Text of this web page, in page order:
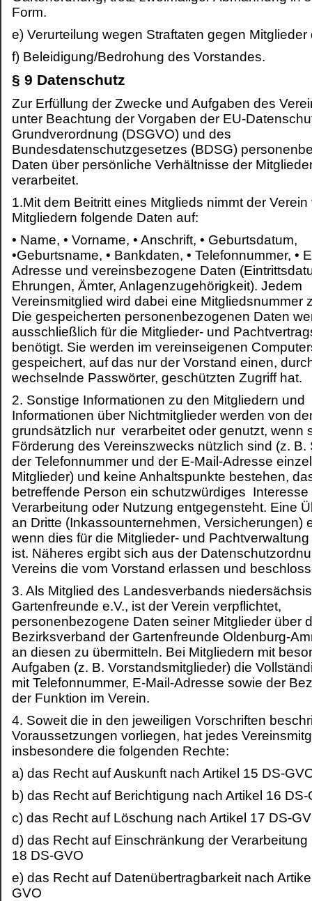
Form.
e) Verurteilung wegen Straftaten gegen Mitglieder
f) Beleidigung/Bedrohung des Vorstandes.
§ 9 Datenschutz
Zur Erfüllung der Zwecke und Aufgaben des
unter Beachtung der Vorgaben der EU-
Grundverordnung (DSGVO) und des
Bundesdatenschutzgesetzes (BDSG)
Daten über persönliche Verhältnisse der
verarbeitet.
1.Mit dem Beitritt eines Mitglieds nimmt der
Mitgliedern folgende Daten auf:
• Name, • Vorname, • Anschrift, • Geburtsdatum,
•Geburtsname, • Bankdaten, • Telefonnummer, •
Adresse und vereinsbezogene Daten
Ehrungen, Ämter, Anlagenzugehörigkeit). Jedem
Vereinsmitglied wird dabei eine Mitgliedsnummer
Die gespeicherten personenbezogenen Daten
ausschließlich für die Mitglieder- und
benötigt. Sie werden im vereinseigenen
gespeichert, auf das nur der Vorstand einen,
wechselnde Passwörter, geschützten Zugriff hat.
2. Sonstige Informationen zu den Mitgliedern und
Informationen über Nichtmitglieder werden von
grundsätzlich nur verarbeitet oder genutzt, wenn
Förderung des Vereinszwecks nützlich sind (z. B.
der Telefonnummer und der E-Mail-Adresse
Mitglieder) und keine Anhaltspunkte bestehen,
betreffende Person ein schutzwürdiges Interesse
Verarbeitung oder Nutzung entgegensteht. Eine
an Dritte (Inkassounternehmen, Versicherungen)
wenn dies für die Mitglieder- und
ist. Näheres ergibt sich aus der
Vereins die vom Vorstand erlassen und
3. Als Mitglied des Landesverbands
Gartenfreunde e.V., ist der Verein verpflichtet,
personenbezogene Daten seiner Mitglieder über
Bezirksverband der Gartenfreunde Oldenburg-
an diesen zu übermitteln. Bei Mitgliedern mit
Aufgaben (z. B. Vorstandsmitglieder) die
mit Telefonnummer, E-Mail-Adresse sowie der
der Funktion im Verein.
4. Soweit die in den jeweiligen Vorschriften
Voraussetzungen vorliegen, hat jedes
insbesondere die folgenden Rechte:
a) das Recht auf Auskunft nach Artikel 15 DS-
b) das Recht auf Berichtigung nach Artikel 16 DS-
c) das Recht auf Löschung nach Artikel 17 DS-
d) das Recht auf Einschränkung der Verarbeitung
18 DS-GVO
e) das Recht auf Datenübertragbarkeit nach
GVO